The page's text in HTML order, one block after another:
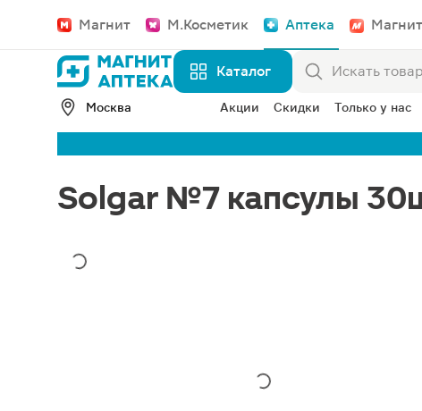
Магнит М.Косметик Аптека
Каталог
Москва Акции Скидки Только у нас
Solgar №7 капсулы